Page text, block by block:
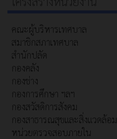
คณะผู้บริหารเทศบาล
สมาชิกสภาเทศบาล
สำนักปลัด
กองคลัง
กองช่าง
กองการศึกษา ฯลฯ
กองสวัสดิการสังคม
กองสาธารณสุขและสิ่งแวดล้อม
หน่วยตรวจสอบภายใน